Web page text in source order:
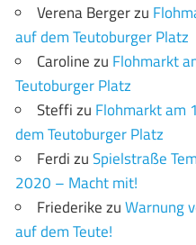
Verena Bergerzu
auf dem Teutoburger Platz
Carolinezu Flohmarkt
Teutoburger Platz
Steffizu Flohmarkt am
dem Teutoburger Platz
FerdizuSpielstraße
2020 – Macht mit!
FriederikezuWarnung
auf dem Teute!